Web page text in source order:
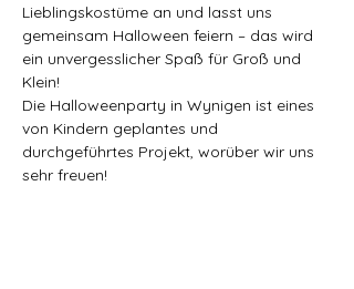
Lieblingskostüme an und lasst uns
gemeinsam Halloween feiern – das wird
ein unvergesslicher Spaß für Groß und
Klein!
Die Halloweenparty in Wynigen ist eines
von Kindern geplantes und
durchgeführtes Projekt, worüber wir uns
sehr freuen!